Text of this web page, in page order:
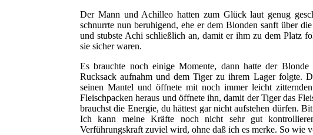
Der Mann und Achilleo hatten zum Glück laut genug
schnurrte nun beruhigend, ehe er dem Blonden sanft über
und stubste Achi schließlich an, damit er ihm zu dem Platz
sie sicher waren.
Es brauchte noch einige Momente, dann hatte der
Rucksack aufnahm und dem Tiger zu ihrem Lager folgte.
seinen Mantel und öffnete mit noch immer leicht
Fleischpacken heraus und öffnete ihn, damit der Tiger das
brauchst die Energie, du hättest gar nicht aufstehen dürfen.
Ich kann meine Kräfte noch nicht sehr gut
Verführungskraft zuviel wird, ohne daß ich es merke. So wie